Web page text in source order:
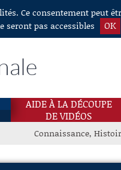
Ce consentement peut
seront pas accessibles
OK
AIDE À LA DÉCOUPE
DE VIDÉOS
Connaissance,